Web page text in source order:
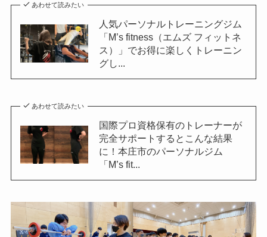
あわせて読みたい
人気パーソナルトレーニングジム
「M’s fitness（エムズ フィットネ
ス）」でお得に楽しくトレーニン
グし...
あわせて読みたい
国際プロ資格保有のトレーナーが
完全サポートするとこんな結果
に！本庄市のパーソナルジム
「M’s fit...